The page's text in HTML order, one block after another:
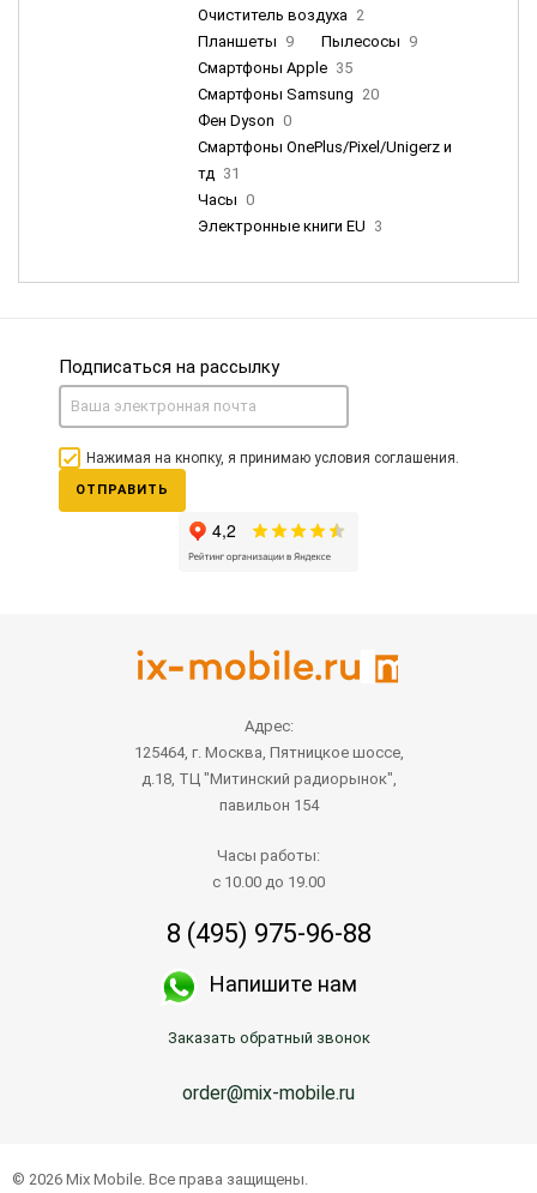
Очиститель воздуха 2
Планшеты 9 Пылесосы 9
Смартфоны Apple 35
Смартфоны Samsung 20
Фен Dyson 0
Смартфоны OnePlus/Pixel/Unigerz и
тд 31
Часы 0
Электронные книги EU 3
Подписаться на рассылку
Нажимая на кнопку, я принимаю условия соглашения.
ОТПРАВИТЬ
Адрес:
125464, г. Москва, Пятницкое шоссе,
д.18, ТЦ "Митинский радиорынок",
павильон 154
Часы работы:
с 10.00 до 19.00
8 (495) 975-96-88
Напишите нам
Заказать обратный звонок
order@mix-mobile.ru
© 2026 Mix Mobile. Все права защищены.